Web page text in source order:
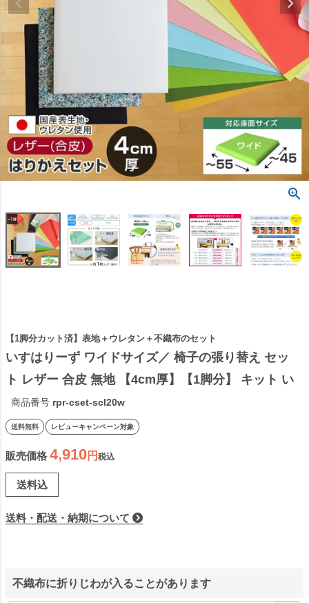
【1脚分カット済】表地＋ウレタン＋不織布のセット
いすはりーず ワイドサイズ／ 椅子の張り替え セッ
ト レザー 合皮 無地 【4cm厚】【1脚分】 キット い
す DIY イス 張り替え 国産 生地 難燃 飲食店に 修理
座面 椅子 張替え はりかえ
商品番号 rpr-cset-scl20w
送料無料 レビューキャンペーン対象
販売価格 4,910 税込
送料込
送料・配送・納期について
不織布に折りじわが入ることがあります